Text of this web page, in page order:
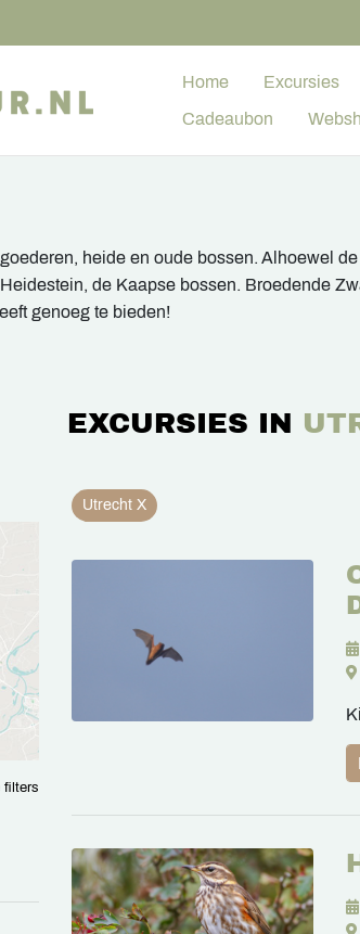
Home Excursies
Cadeaubon
heide en oude bossen. Alhoewel
de Kaapse bossen. Broedende
genoeg te bieden!
EXCURSIES IN
filters
Utrecht X